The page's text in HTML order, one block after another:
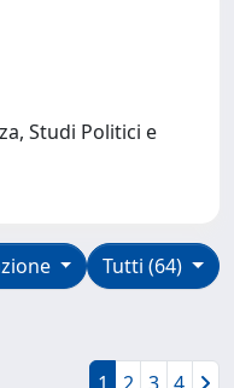
Studi Politici e
Tutti (64)